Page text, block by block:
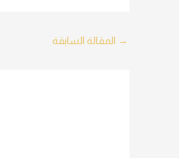
Post
→ المقالة السابقة